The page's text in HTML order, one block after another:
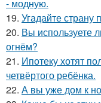
- модную.
19. Угадайте страну
20. Вы используете
огнём?
21. Ипотеку хотят
четвёртого ребёнка.
22. А вы уже дом к